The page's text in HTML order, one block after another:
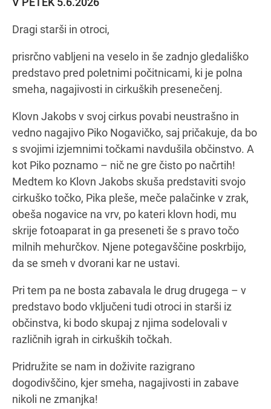
Dragi starši in otroci,
prisrčno vabljeni na veselo in še zadnjo gledališko
predstavo pred poletnimi počitnicami, ki je polna
smeha, nagajivosti in cirkuških presenečenj.
Klovn Jakobs v svoj cirkus povabi neustrašno in
vedno nagajivo Piko Nogavičko, saj pričakuje, da bo
s svojimi izjemnimi točkami navdušila občinstvo. A
kot Piko poznamo – nič ne gre čisto po načrtih!
Medtem ko Klovn Jakobs skuša predstaviti svojo
cirkuško točko, Pika pleše, meče palačinke v zrak,
obeša nogavice na vrv, po kateri klovn hodi, mu
skrije fotoaparat in ga preseneti še s pravo točo
milnih mehurčkov. Njene potegavščine poskrbijo,
da se smeh v dvorani kar ne ustavi.
Pri tem pa ne bosta zabavala le drug drugega – v
predstavo bodo vključeni tudi otroci in starši iz
občinstva, ki bodo skupaj z njima sodelovali v
različnih igrah in cirkuških točkah.
Pridružite se nam in doživite razigrano
dogodivščino, kjer smeha, nagajivosti in zabave
nikoli ne zmanjka!